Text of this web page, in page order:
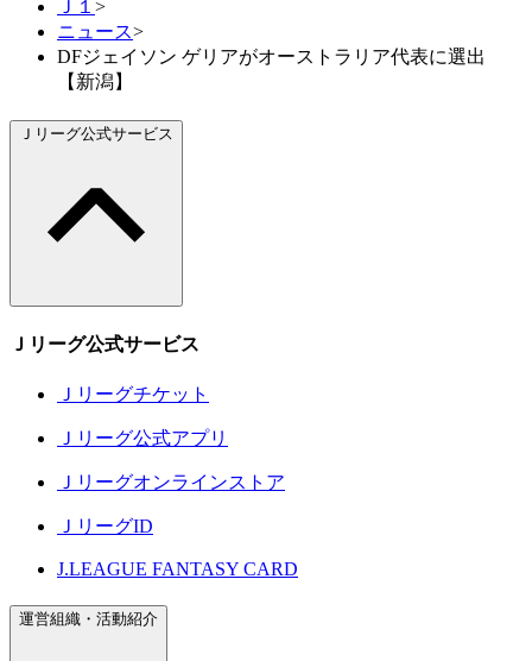
Ｊ１ >
ニュース>
DFジェイソン ゲリアがオーストラリア代表に選出
【新潟】
Ｊリーグ公式サービス
Ｊリーグ公式サービス
Ｊリーグチケット
Ｊリーグ公式アプリ
Ｊリーグオンラインストア
ＪリーグID
J.LEAGUE FANTASY CARD
運営組織・活動紹介